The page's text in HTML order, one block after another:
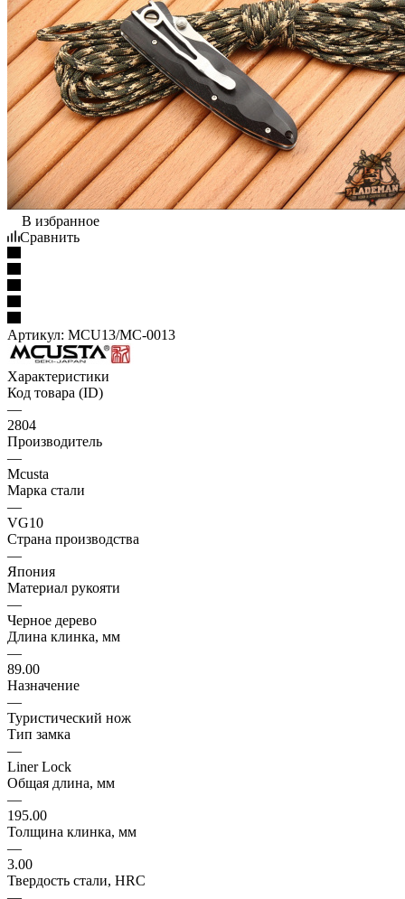
В избранное
Сравнить
Артикул: MCU13/MC-0013
Характеристики
Код товара (ID)
—
2804
Производитель
—
Mcusta
Марка стали
—
VG10
Страна производства
—
Япония
Материал рукояти
—
Черное дерево
Длина клинка, мм
—
89.00
Назначение
—
Туристический нож
Тип замка
—
Liner Lock
Общая длина, мм
—
195.00
Толщина клинка, мм
—
3.00
Твердость стали, HRC